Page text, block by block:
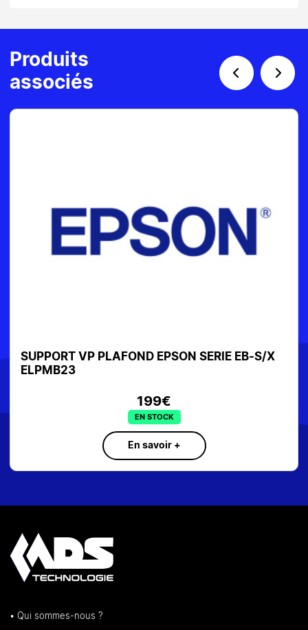
Produits
associés
SUPPORT VP PLAFOND EPSON SERIE EB-S/X
ELPMB23
199€
EN STOCK
En savoir +
• Qui sommes-nous ?